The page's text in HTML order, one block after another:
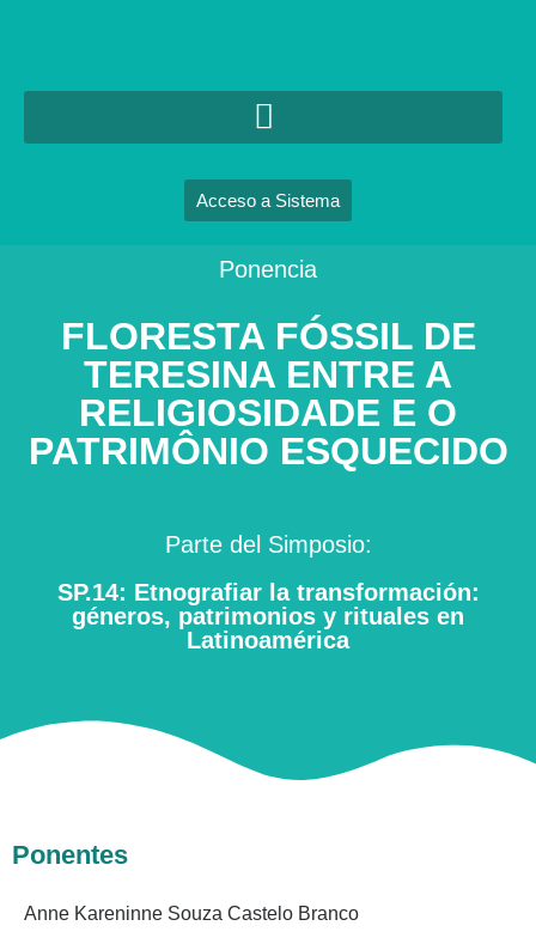
Acceso a Sistema
Ponencia
FLORESTA FÓSSIL DE
TERESINA ENTRE A
RELIGIOSIDADE E O
PATRIMÔNIO ESQUECIDO
Parte del Simposio:
SP.14: Etnografiar la transformación:
géneros, patrimonios y rituales en
Latinoamérica
Ponentes
Anne Kareninne Souza Castelo Branco